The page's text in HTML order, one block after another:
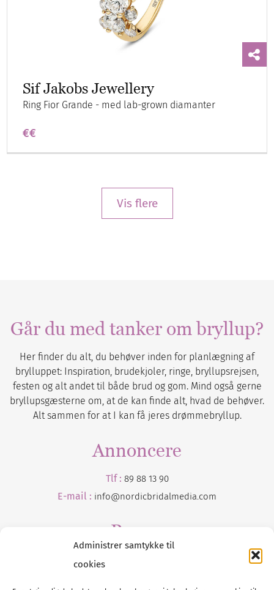
Administrer samtykke til
cookies
Sif Jakobs Jewellery
Ring Fior Grande - med lab-grown diamanter
€€
Vis flere
Går du med tanker om bryllup?
Her finder du alt, du behøver inden for planlægning af
brylluppet: Inspiration, brudekjoler, ringe, bryllupsrejsen,
festen og alt andet til både brud og gom. Mind også gerne
bryllupsgæsterne om, at de kan finde alt, hvad de behøver.
Alt sammen for at I kan få jeres drømmebryllup.
Annoncere
Tlf : 89 88 13 90
E-mail : info@nordicbridalmedia.com
Presse
Tilmeld dig vores